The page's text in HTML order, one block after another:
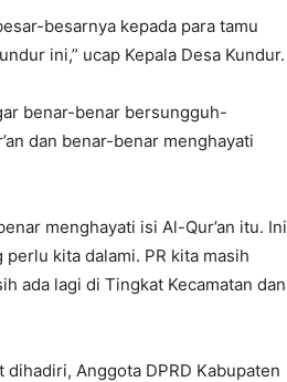
besarnya kepada para tamu
ini,” ucap Kepala Desa Kundur.
benar-benar bersungguh-
dan benar-benar menghayati
menghayati isi Al-Qur’an itu. Ini
kita dalami. PR kita masih
ada lagi di Tingkat Kecamatan dan
Anggota DPRD Kabupaten